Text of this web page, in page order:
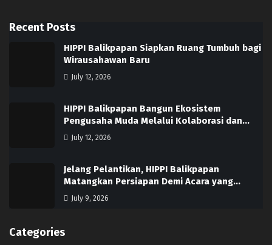
Recent Posts
HIPPI Balikpapan Siapkan Ruang Tumbuh bagi
Wirausahawan Baru
July 12, 2026
HIPPI Balikpapan Bangun Ekosistem
Pengusaha Muda Melalui Kolaborasi dan…
July 12, 2026
Jelang Pelantikan, HIPPI Balikpapan
Matangkan Persiapan Demi Acara yang…
July 9, 2026
Categories